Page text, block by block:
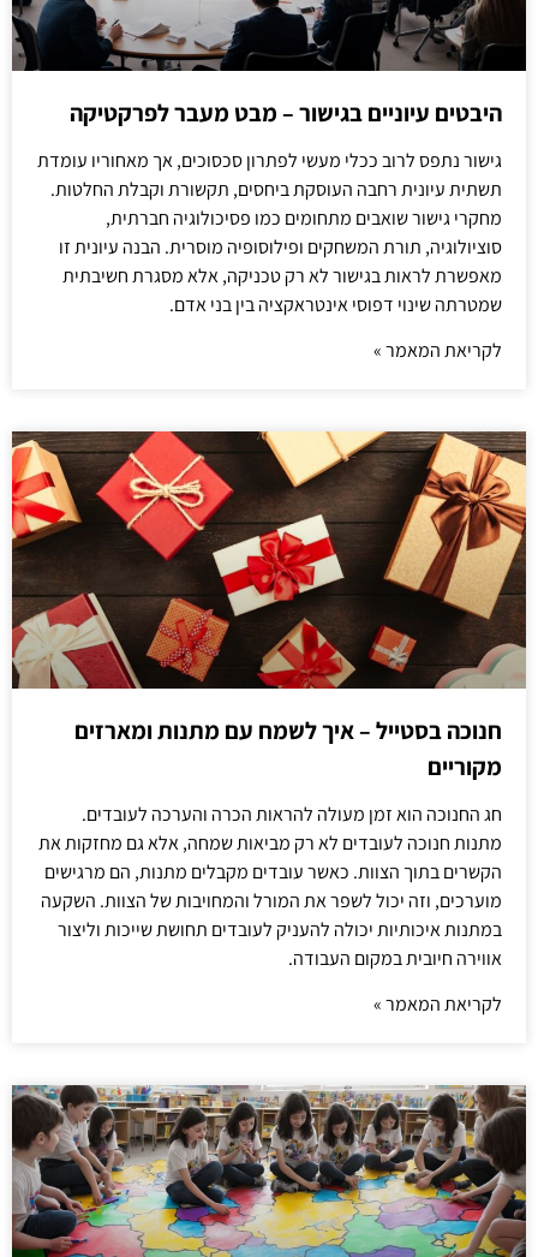
היבטים עיוניים בגישור – מבט מעבר לפרקטיקה
גישור נתפס לרוב ככלי מעשי לפתרון סכסוכים, אך מאחוריו עומדת
תשתית עיונית רחבה העוסקת ביחסים, תקשורת וקבלת החלטות.
מחקרי גישור שואבים מתחומים כמו פסיכולוגיה חברתית,
סוציולוגיה, תורת המשחקים ופילוסופיה מוסרית. הבנה עיונית זו
מאפשרת לראות בגישור לא רק טכניקה, אלא מסגרת חשיבתית
שמטרתה שינוי דפוסי אינטראקציה בין בני אדם.
לקריאת המאמר »
חנוכה בסטייל – איך לשמח עם מתנות ומארזים
מקוריים
חג החנוכה הוא זמן מעולה להראות הכרה והערכה לעובדים.
מתנות חנוכה לעובדים לא רק מביאות שמחה, אלא גם מחזקות את
הקשרים בתוך הצוות. כאשר עובדים מקבלים מתנות, הם מרגישים
מוערכים, וזה יכול לשפר את המורל והמחויבות של הצוות. השקעה
במתנות איכותיות יכולה להעניק לעובדים תחושת שייכות וליצור
אווירה חיובית במקום העבודה.
לקריאת המאמר »